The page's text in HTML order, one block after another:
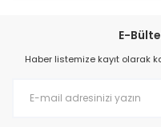
E-
Haber listemize kayıt olarak